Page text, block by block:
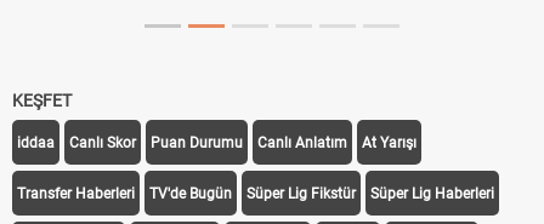
KEŞFET
iddaa Canlı Skor Puan Durumu Canlı Anlatım At Yarışı
Transfer Haberleri TV'de Bugün Süper Lig Fikstür Süper Lig Haberleri